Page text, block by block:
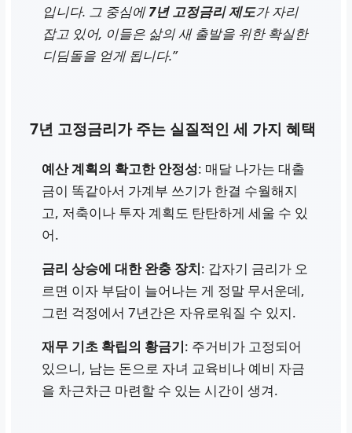
입니다. 그 중심에7년 고정금리 제도가 자리
잡고 있어, 이들은 삶의 새 출발을 위한 확실한
디딤돌을 얻게 됩니다.”
7년 고정금리가 주는 실질적인 세 가지 혜택
예산 계획의 확고한 안정성: 매달 나가는 대출
금이 똑같아서 가계부 쓰기가 한결 수월해지
고, 저축이나 투자 계획도 탄탄하게 세울 수 있
어.
금리 상승에 대한 완충 장치: 갑자기 금리가 오
르면 이자 부담이 늘어나는 게 정말 무서운데,
그런 걱정에서 7년간은 자유로워질 수 있지.
재무 기초 확립의 황금기: 주거비가 고정되어
있으니, 남는 돈으로 자녀 교육비나 예비 자금
을 차근차근 마련할 수 있는 시간이 생겨.